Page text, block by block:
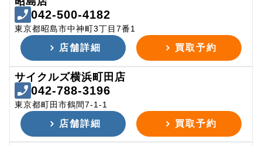
042-500-4182
東京都昭島市中神町3丁目7番1
店舗詳細 買取予約
サイクルズ横浜町田店
042-788-3196
東京都町田市鶴間7-1-1
店舗詳細 買取予約